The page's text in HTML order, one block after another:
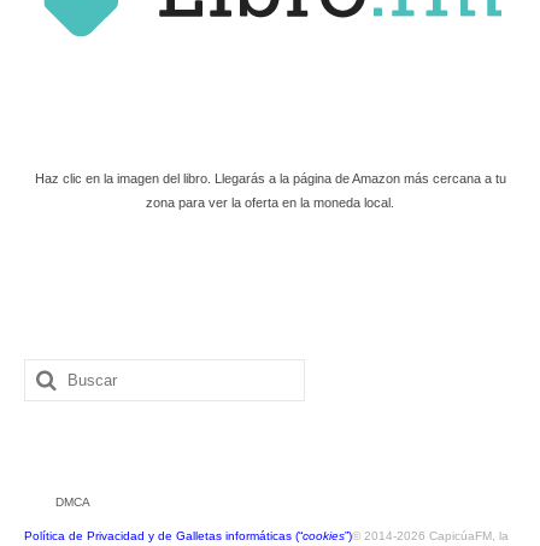
Haz clic en la imagen del libro. Llegarás a la página de Amazon más cercana a tu
zona para ver la oferta en la moneda local.
Buscar
por:
DMCA
Política de Privacidad y de Galletas informáticas (“cookies”)© 2014-2026 CapicúaFM, la